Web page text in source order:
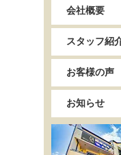
会社概要
スタッフ紹
お客様の声
お知らせ